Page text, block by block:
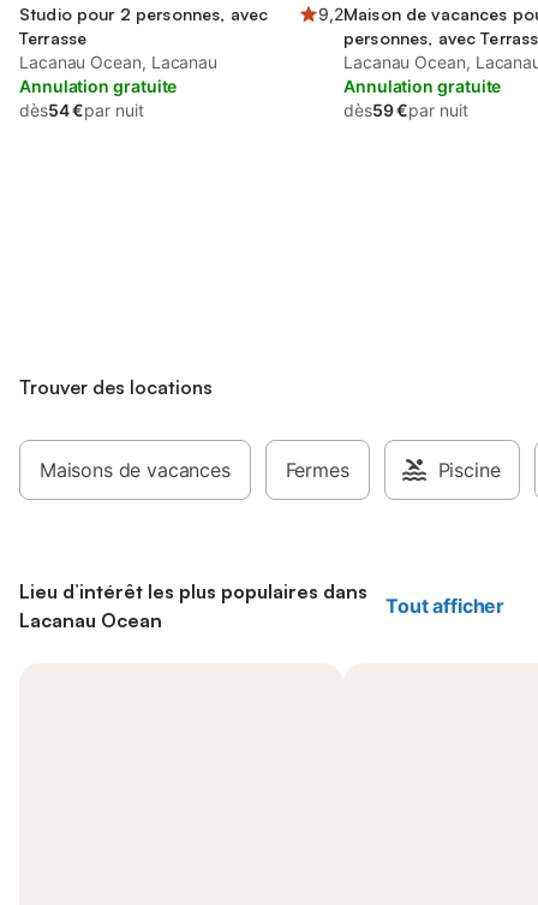
Studio pour 2 personnes, avec
Terrasse
9,2
Lacanau Ocean, Lacanau
Annulation gratuite
dès54 €par nuit
Maison de vacances
personnes, avec
que Jardin et Vue
Lacanau Ocean,
Annulation gratuite
dès59 €par nuit
Trouver des locations
Maisons de vacances Fermes Piscine
Lieu d’intérêt les plus populaires dans
Lacanau Ocean
Tout afficher